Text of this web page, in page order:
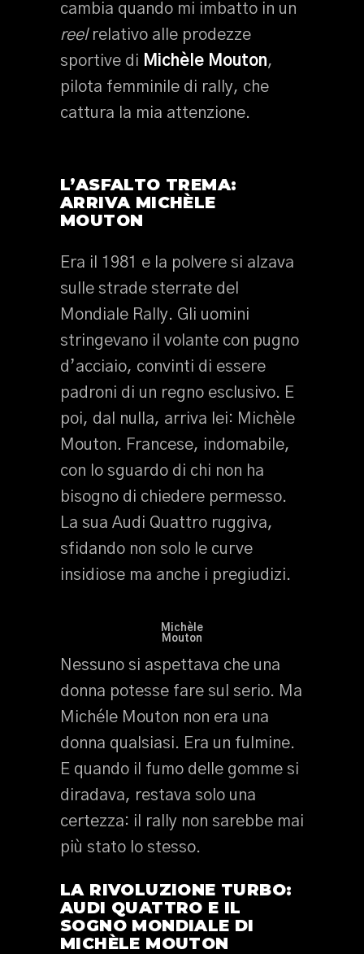
cambia quando mi imbatto in un
reelrelativo alle prodezze
sportive di Michèle Mouton,
pilota femminile di rally, che
cattura la mia attenzione.
L’ASFALTO TREMA:
ARRIVA MICHÈLE
MOUTON
Era il 1981 e la polvere si alzava
sulle strade sterrate del
Mondiale Rally. Gli uomini
stringevano il volante con pugno
d’acciaio, convinti di essere
padroni di un regno esclusivo. E
poi, dal nulla, arriva lei: Michèle
Mouton. Francese, indomabile,
con lo sguardo di chi non ha
bisogno di chiedere permesso.
La sua Audi Quattro ruggiva,
sfidando non solo le curve
insidiose ma anche i pregiudizi.
Michèle
Mouton
Nessuno si aspettava che una
donna potesse fare sul serio. Ma
Michéle Mouton non era una
donna qualsiasi. Era un fulmine.
E quando il fumo delle gomme si
diradava, restava solo una
certezza: il rally non sarebbe mai
più stato lo stesso.
LA RIVOLUZIONE TURBO:
AUDI QUATTRO E IL
SOGNO MONDIALE DI
MICHÈLE MOUTON